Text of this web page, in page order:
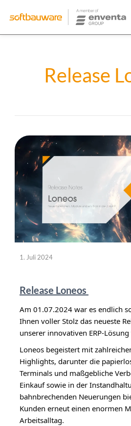
Release
1. Juli 2024
Release Loneos
Am 01.07.2024 war es endlich
Ihnen voller Stolz das neueste
unserer innovativen ERP-
Loneos begeistert mit
Highlights, darunter die
Terminals und maßgebliche
Einkauf sowie in der
bahnbrechenden Neuerungen
Kunden erneut einen enormen
Arbeitsalltag.